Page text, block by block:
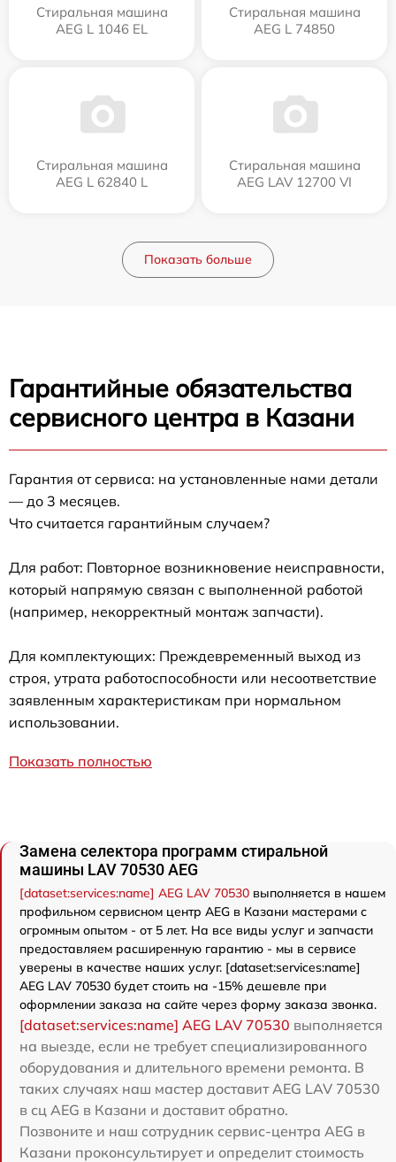
Стиральная машина
AEG L 1046 EL
Стиральная машина
AEG L 74850
Стиральная машина
AEG L 62840 L
Стиральная машина
AEG LAV 12700 VI
Показать больше
Гарантийные обязательства
сервисного центра в Казани
Гарантия от сервиса: на установленные нами детали
— до 3 месяцев.
Что считается гарантийным случаем?
Для работ: Повторное возникновение неисправности,
который напрямую связан с выполненной работой
(например, некорректный монтаж запчасти).
Для комплектующих: Преждевременный выход из
строя, утрата работоспособности или несоответствие
заявленным характеристикам при нормальном
использовании.
Показать полностью
Замена селектора программ стиральной
машины LAV 70530 AEG
[dataset:services:name] AEG LAV 70530 выполняется в нашем
профильном сервисном центр AEG в Казани мастерами с
огромным опытом - от 5 лет. На все виды услуг и запчасти
предоставляем расширенную гарантию - мы в сервисе
уверены в качестве наших услуг. [dataset:services:name]
AEG LAV 70530 будет стоить на -15% дешевле при
оформлении заказа на сайте через форму заказа звонка.
[dataset:services:name] AEG LAV 70530 выполняется
на выезде, если не требует специализированного
оборудования и длительного времени ремонта. В
таких случаях наш мастер доставит AEG LAV 70530
в сц AEG в Казани и доставит обратно.
Позвоните и наш сотрудник сервис-центра AEG в
Казани проконсультирует и определит стоимость